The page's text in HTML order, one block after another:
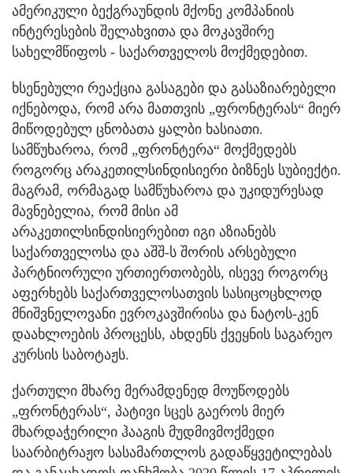
ამერიკული ბექგრაუნდის მქონე კომპანიის
ინტერესების შელახვითა და მოკავშირე
სახელმწიფოს - საქართველოს მოქმედებით.
ხსენებული რეაქცია გასაგები და გასაზიარებელი
იქნებოდა, რომ არა მათთვის „ფრონტერას“ მიერ
მიწოდებულ ცნობათა ყალბი ხასიათი.
სამწუხაროა, რომ „ფრონტერა“ მოქმედებს
როგორც არაკეთილსინდისიერი ბიზნეს სუბიექტი.
მაგრამ, ორმაგად სამწუხაროა და უკიდურესად
მავნებელია, რომ მისი ამ
არაკეთილსინდისიერებით იგი აზიანებს
საქართველოსა და აშშ-ს შორის არსებული
პარტნიორული ურთიერთობებს, ისევე როგორც
აფერხებს საქართველოსათვის სასიცოცხლოდ
მნიშვნელოვანი ევროკავშირისა და ნატოს-კენ
დაახლოების პროცესს, ახდენს ქვეყნის საგარეო
კურსის საბოტაჟს.
ქართული მხარე მერამდენედ მოუწოდებს
„ფრონტერას“, პატივი სცეს გაეროს მიერ
მხარდაჭერილი ჰააგის მუდმივმოქმედი
საარბიტრაჟო სასამართლოს გადაწყვეტილებას